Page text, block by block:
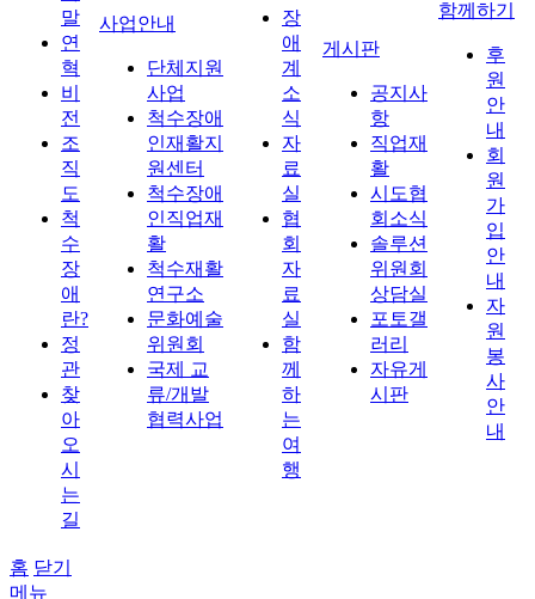
말
연
혁
비
전
조
직
도
척
수
장
애
란?
정
관
찾
아
오
시
는
길
사업안내
단체지원
사업
척수장애
인재활지
원센터
척수장애
인직업재
활
척수재활
연구소
문화예술
위원회
국제 교
류/개발
협력사업
장
애
계
소
식
자
료
실
협
회
자
료
실
함
께
하
는
여
행
게시판
공지사
항
직업재
활
시도협
회소식
솔루션
위원회
상담실
포토갤
러리
자유게
시판
함께하기
후
원
안
내
회
원
가
입
안
내
자
원
봉
사
안
내
홈 닫기
메뉴